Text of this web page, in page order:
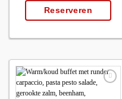
Reserveren